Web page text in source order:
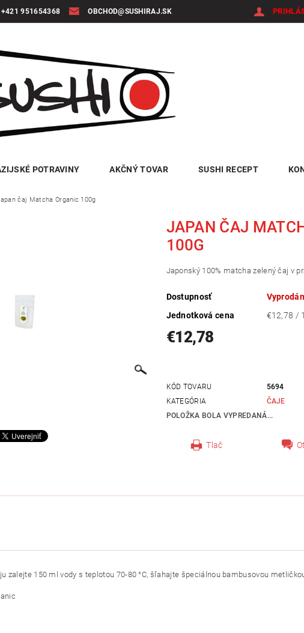
+421 951654368 OBCHOD@SUSHIRAJ.SK
POTRAVINY AKČNÝ TOVAR SUSHI RECEPT
čaj Matcha Organic 100g
JAPAN ČAJ
100G
Japonský 100% matcha zelený čaj v
Dostupnosť
Jednotková cena
€12,78 /
€12,78
KÓD TOVARU
5694
KATEGÓRIA
ČAJE
POLOŽKA BOLA VYPREDANÁ...
Tlač
zalejte 150 ml vody s teplotou 70-80 °C, šľahajte špeciálnou bambusovou